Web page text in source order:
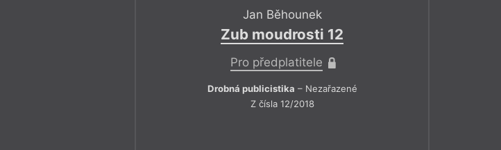
Jan Běhounek
Zub moudrosti 12
Pro předplatitele
Drobná publicistika – Nezařazené
Z čísla 12/2018